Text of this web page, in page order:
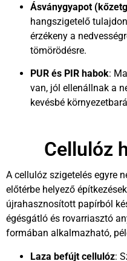
Ásványgyapot
hangszigetelő
érzékeny a
tömörödésre.
PUR és PIR habok:
van, jól ellenállnak a
kevésbé
Cellulóz
A cellulóz szigetelés egyre
előtérbe helyező
újrahasznosított papírból
égésgátló és rovarriasztó
formában alkalmazható,
Laza befújt cellulóz: